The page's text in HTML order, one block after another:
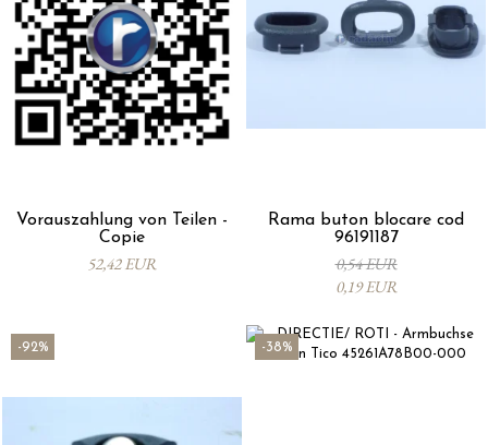
Vorauszahlung von Teilen -
Copie
52,42 EUR
Rama buton blocare cod
96191187
0,54 EUR
0,19 EUR
-92% -38%